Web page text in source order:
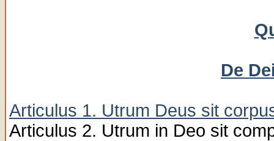
De
Articulus 1. Utrum Deus sit
Articulus 2. Utrum in Deo sit